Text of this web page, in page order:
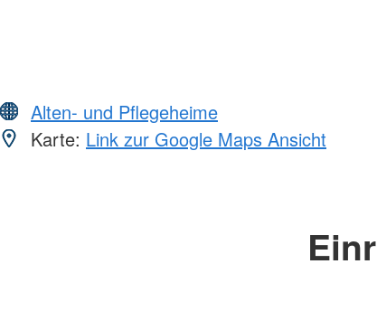
Alten- und Pflegeheime
Karte: Link zur Google Maps Ansicht